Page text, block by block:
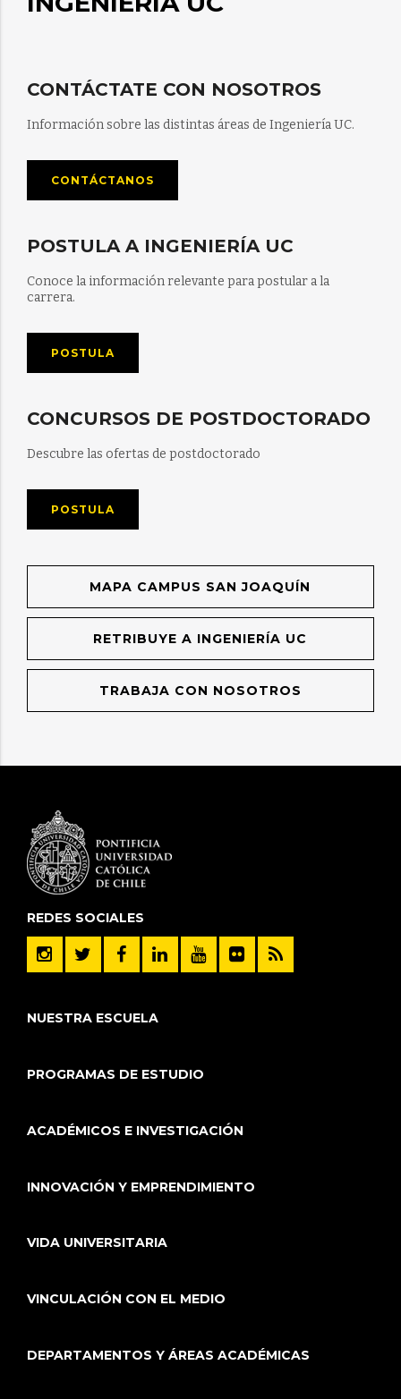
CONTÁCTATE CON NOSOTROS
Información sobre las distintas áreas de Ingeniería UC.
CONTÁCTANOS
POSTULA A INGENIERÍA UC
Conoce la información relevante para postular a la
carrera.
POSTULA
CONCURSOS DE POSTDOCTORADO
Descubre las ofertas de postdoctorado
POSTULA
MAPA CAMPUS SAN JOAQUÍN
RETRIBUYE A INGENIERÍA UC
TRABAJA CON NOSOTROS
REDES SOCIALES
NUESTRA ESCUELA
PROGRAMAS DE ESTUDIO
ACADÉMICOS E INVESTIGACIÓN
INNOVACIÓN Y EMPRENDIMIENTO
VIDA UNIVERSITARIA
VINCULACIÓN CON EL MEDIO
DEPARTAMENTOS Y ÁREAS ACADÉMICAS